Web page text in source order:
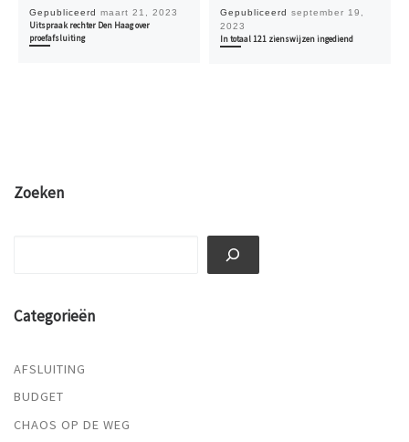
Gepubliceerd maart 21, 2023
Uitspraak rechter Den Haag over
proefafsluiting
Gepubliceerd september 19,
2023
In totaal 121 zienswijzen ingediend
Zoeken
Categorieën
AFSLUITING
BUDGET
CHAOS OP DE WEG